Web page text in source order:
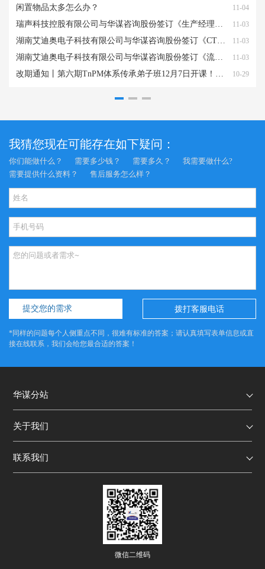
11-04
闲置物品太多怎么办？
11-03
瑞声科技控股有限公司与华谋咨询股份签订《生产经理实训营培训项目》
11-03
湖南艾迪奥电子科技有限公司与华谋咨询股份签订《CTPM精益管理咨询服务项目》
11-03
湖南艾迪奥电子科技有限公司与华谋咨询股份签订《流程再造咨询服务项目》
10-29
改期通知丨第六期TnPM体系传承弟子班12月7日开课！（限额招生）
我猜您现在可能存在如下疑问：
你们能做什么？ 需要多少钱？ 需要多久？
我需要做什么?
需要提供什么资料？
售后服务怎么样？
提交您的需求 拨打客服电话
*同样的问题每个人侧重点不同，很难有标准的答案；请认真填写表单信息或直
接在线联系，我们会给您最合适的答案！
华谋分站
关于我们
联系我们
微信二维码